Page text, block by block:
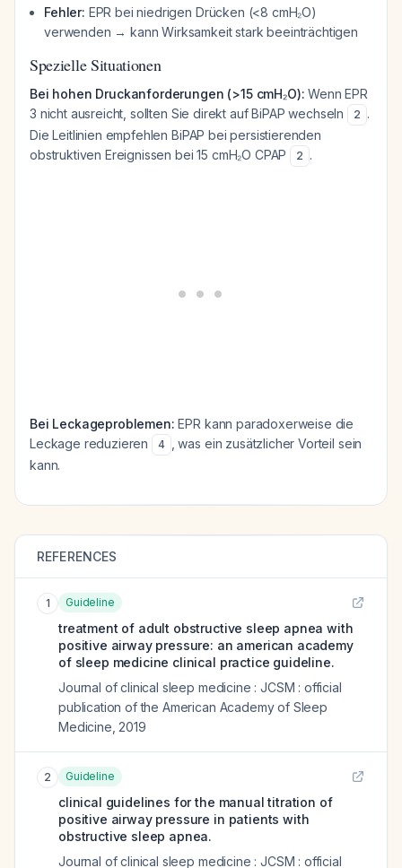
Fehler: EPR bei niedrigen Drücken (<8 cmH₂O)
verwenden → kann Wirksamkeit stark beeinträchtigen
Spezielle Situationen
Bei hohen Druckanforderungen (>15 cmH₂O): Wenn EPR
3 nicht ausreicht, sollten Sie direkt auf BiPAP wechseln
2 .
Die Leitlinien empfehlen BiPAP bei persistierenden
obstruktiven Ereignissen bei 15 cmH₂O CPAP
2 .
Bei Leckageproblemen: EPR kann paradoxerweise die
Leckage reduzieren
4
, was ein zusätzlicher Vorteil sein
kann.
REFERENCES
1 Guideline
treatment of adult obstructive sleep apnea with
positive airway pressure: an american academy
of sleep medicine clinical practice guideline.
Journal of clinical sleep medicine : JCSM : official
publication of the American Academy of Sleep
Medicine 2019
2 Guideline
clinical guidelines for the manual titration of
positive airway pressure in patients with
obstructive sleep apnea.
Journal of clinical sleep medicine : JCSM : official